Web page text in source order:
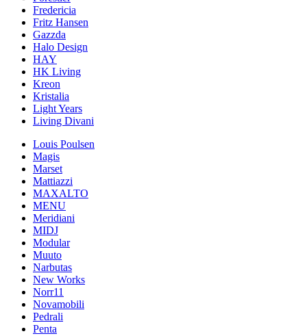
Fredericia
Fritz Hansen
Gazzda
Halo Design
HAY
HK Living
Kreon
Kristalia
Light Years
Living Divani
Louis Poulsen
Magis
Marset
Mattiazzi
MAXALTO
MENU
Meridiani
MIDJ
Modular
Muuto
Narbutas
New Works
Norr11
Novamobili
Pedrali
Penta